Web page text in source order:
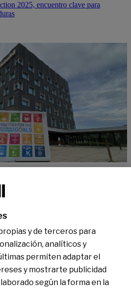
2025, encuentro clave para
por
Conócenos
Sala de Prensa
Actualidad
Nos entendemos
y de terceros para
analíticos y
permiten adaptar el
y mostrarte publicidad
según la forma en la